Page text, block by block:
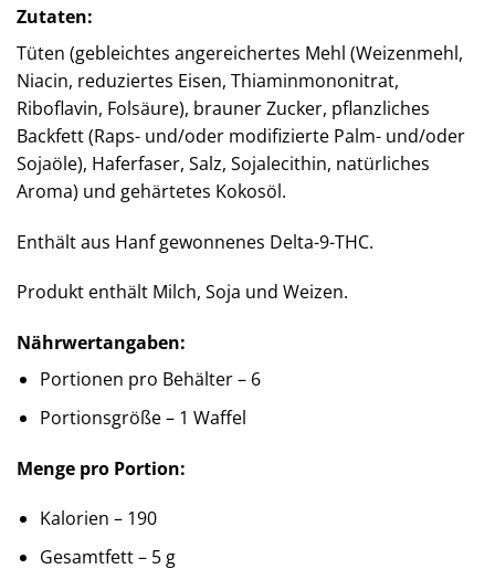
Zutaten:
Tüten (gebleichtes angereichertes Mehl (Weizenmehl,
Niacin, reduziertes Eisen, Thiaminmononitrat,
Riboflavin, Folsäure), brauner Zucker, pflanzliches
Backfett (Raps- und/oder modifizierte Palm- und/oder
Sojaöle), Haferfaser, Salz, Sojalecithin, natürliches
Aroma) und gehärtetes Kokosöl.
Enthält aus Hanf gewonnenes Delta-9-THC.
Produkt enthält Milch, Soja und Weizen.
Nährwertangaben:
Portionen pro Behälter – 6
Portionsgröße – 1 Waffel
Menge pro Portion:
Kalorien – 190
Gesamtfett – 5 g